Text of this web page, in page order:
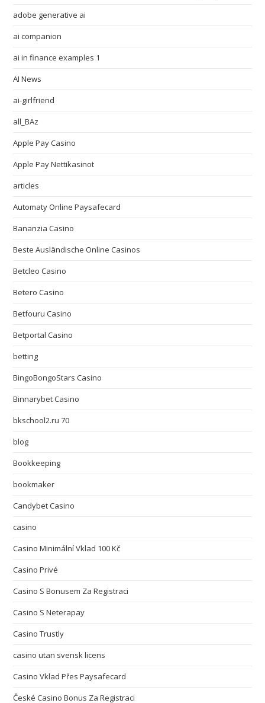
adobe generative ai
ai companion
ai in finance examples 1
AI News
ai-girlfriend
all_BAz
Apple Pay Casino
Apple Pay Nettikasinot
articles
Automaty Online Paysafecard
Bananzia Casino
Beste Ausländische Online Casinos
Betcleo Casino
Betero Casino
Betfouru Casino
Betportal Casino
betting
BingoBongoStars Casino
Binnarybet Casino
bkschool2.ru 70
blog
Bookkeeping
bookmaker
Candybet Casino
casino
Casino Minimální Vklad 100 Kč
Casino Privé
Casino S Bonusem Za Registraci
Casino S Neterapay
Casino Trustly
casino utan svensk licens
Casino Vklad Přes Paysafecard
České Casino Bonus Za Registraci